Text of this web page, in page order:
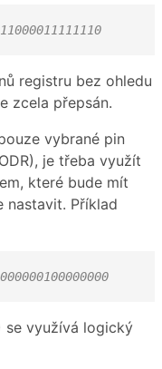
registru bez ohledu
zcela přepsán.
vybrané pin
je třeba využít
které bude mít
nastavit. Příklad
se využívá logický